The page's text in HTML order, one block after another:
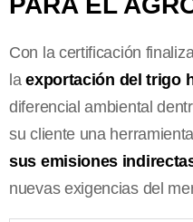
Con la certificación
laexportación del trigo
diferencial ambiental
su cliente una
sus emisiones
nuevas exigencias del